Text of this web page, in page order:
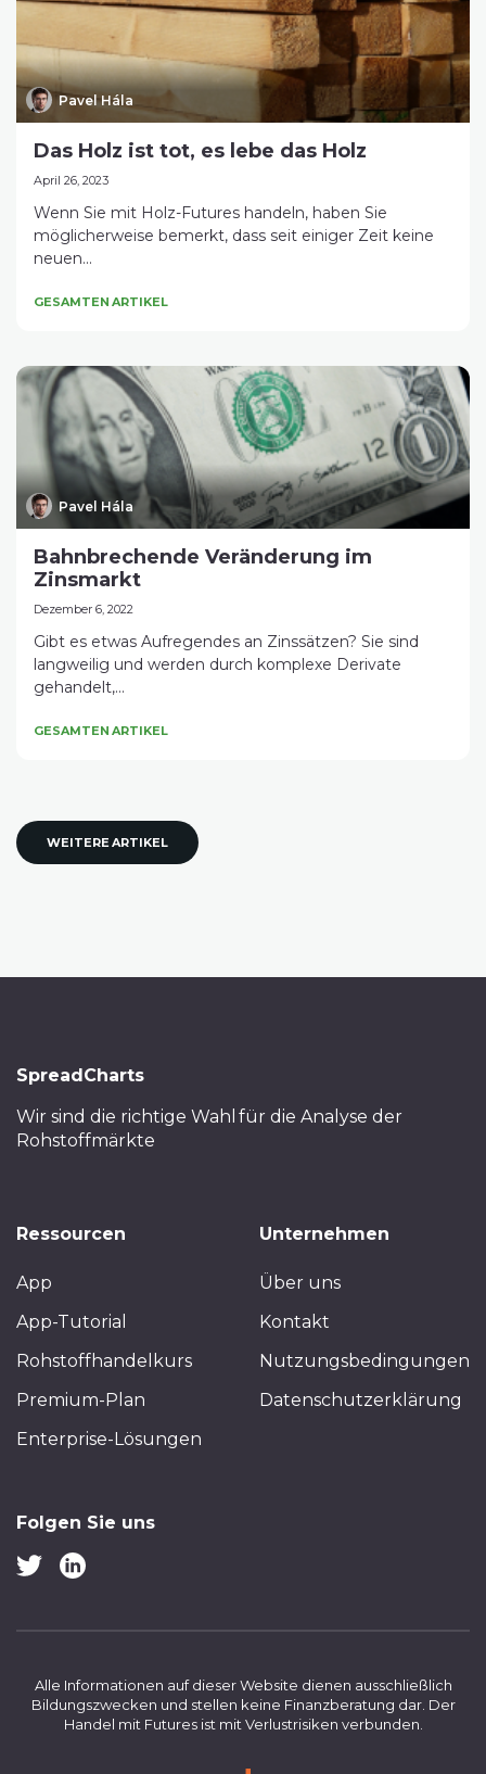
Pavel Hála
Das Holz ist tot, es lebe das Holz
April 26, 2023
Wenn Sie mit Holz-Futures handeln, haben Sie
möglicherweise bemerkt, dass seit einiger Zeit keine
neuen...
GESAMTEN ARTIKEL
Pavel Hála
Bahnbrechende Veränderung im
Zinsmarkt
Dezember 6, 2022
Gibt es etwas Aufregendes an Zinssätzen? Sie sind
langweilig und werden durch komplexe Derivate
gehandelt,...
GESAMTEN ARTIKEL
WEITERE ARTIKEL
SpreadCharts
Wir sind die richtige Wahl für die Analyse der
Rohstoffmärkte
Ressourcen
App
App-Tutorial
Rohstoffhandelkurs
Premium-Plan
Enterprise-Lösungen
Unternehmen
Über uns
Kontakt
Nutzungsbedingungen
Datenschutzerklärung
Folgen Sie uns
Alle Informationen auf dieser Website dienen ausschließlich
Bildungszwecken und stellen keine Finanzberatung dar. Der
Handel mit Futures ist mit Verlustrisiken verbunden.